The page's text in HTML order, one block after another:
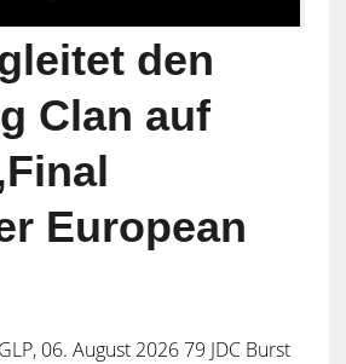
den
Clan auf
European
06. August 2026 79 JDC Burst